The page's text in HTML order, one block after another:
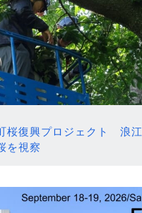
桜復興プロジェクト 浪江
を視察